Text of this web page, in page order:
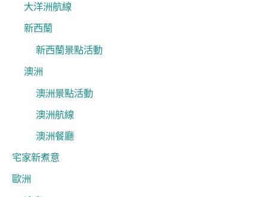
大洋洲航線
新西蘭
新西蘭景點活動
澳洲
澳洲景點活動
澳洲航線
澳洲餐廳
宅家新煮意
歐洲